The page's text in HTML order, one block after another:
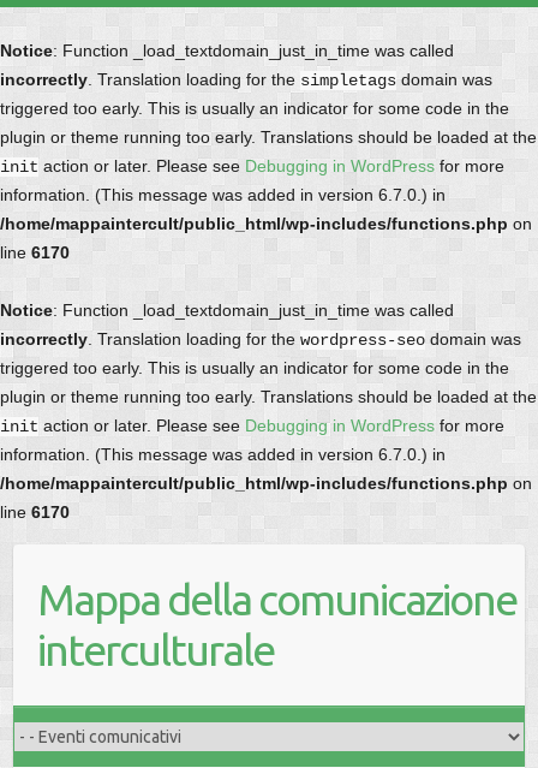
Notice: Function _load_textdomain_just_in_time was called
incorrectly . Translation loading for the simpletags domain was
triggered too early. This is usually an indicator for some code in the
plugin or theme running too early. Translations should be loaded at the
init action or later. Please see Debugging in WordPress for more
information. (This message was added in version 6.7.0.) in
/home/mappaintercult/public_html/wp-includes/functions.php on
line 6170
Notice: Function _load_textdomain_just_in_time was called
incorrectly . Translation loading for the wordpress-seo domain was
triggered too early. This is usually an indicator for some code in the
plugin or theme running too early. Translations should be loaded at the
init action or later. Please see Debugging in WordPress for more
information. (This message was added in version 6.7.0.) in
/home/mappaintercult/public_html/wp-includes/functions.php on
line 6170
Mappa della comunicazione
interculturale